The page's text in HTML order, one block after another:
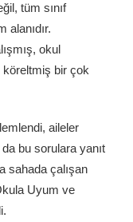
tüm sınıf
alanıdır.
okul
köreltmiş bir çok
aileler
bu sorulara yanıt
sahada çalışan
Uyum ve